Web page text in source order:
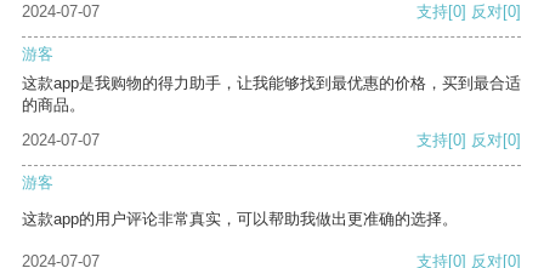
2024-07-07
支持[0] 反对[0]
游客
这款app是我购物的得力助手，让我能够找到最优惠的价格，买到最合适
的商品。
2024-07-07
支持[0] 反对[0]
游客
这款app的用户评论非常真实，可以帮助我做出更准确的选择。
2024-07-07 支持[0] 反对[0]